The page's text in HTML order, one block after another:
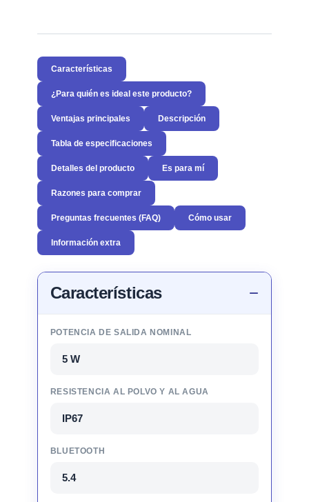
Características
¿Para quién es ideal este producto?
Ventajas principales Descripción
Tabla de especificaciones
Detalles del producto Es para mí
Razones para comprar
Preguntas frecuentes (FAQ) Cómo usar
Información extra
Características
POTENCIA DE SALIDA NOMINAL
5 W
RESISTENCIA AL POLVO Y AL AGUA
IP67
BLUETOOTH
5.4